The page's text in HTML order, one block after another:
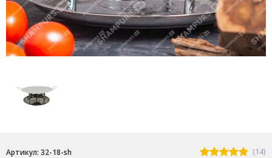
Артикул: 32-18-sh (14)